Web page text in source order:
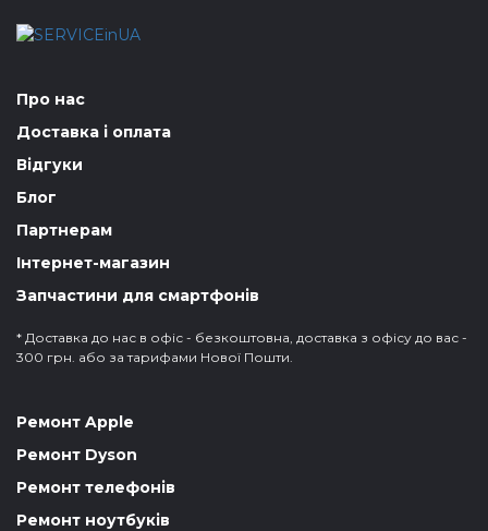
Про нас
Доставка і оплата
Відгуки
Блог
Партнерам
Інтернет-магазин
Запчастини для смартфонів
* Доставка до нас в офіс - безкоштовна, доставка з офісу до вас -
300 грн. або за тарифами Нової Пошти.
Ремонт Apple
Ремонт Dyson
Ремонт телефонів
Ремонт ноутбуків